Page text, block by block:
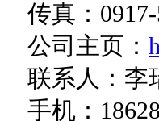
传真：
公司主页：
联系人：李
手机：